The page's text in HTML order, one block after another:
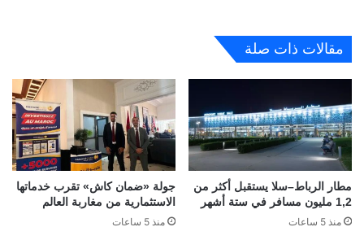
مقالات ذات صلة
مطار الرباط–سلا يستقبل أكثر من
1,2 مليون مسافر في ستة أشهر
منذ 5 ساعات
جولة «ضمان كاش» تقرب خدماتها
الاستثمارية من مغاربة العالم
منذ 5 ساعات